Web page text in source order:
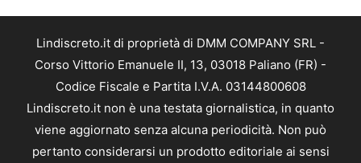
Lindiscreto.it di proprietà di DMM COMPANY SRL -
Corso Vittorio Emanuele II, 13, 03018 Paliano (FR) -
Codice Fiscale e Partita I.V.A. 03144800608
Lindiscreto.it non è una testata giornalistica, in quanto
viene aggiornato senza alcuna periodicità. Non può
pertanto considerarsi un prodotto editoriale ai sensi